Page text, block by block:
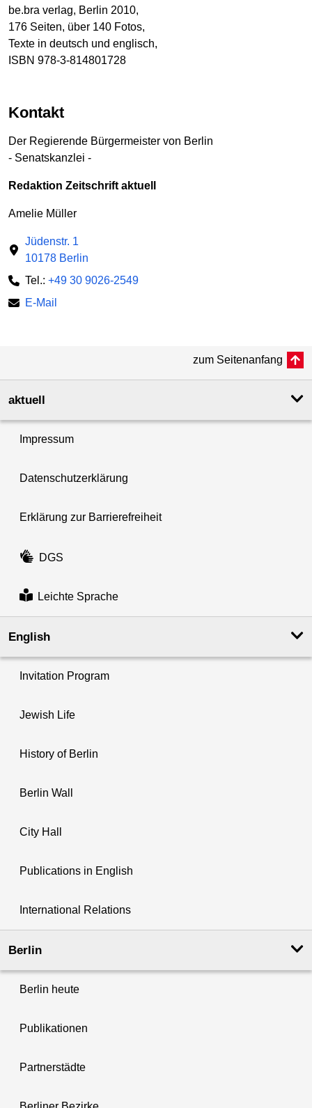
be.bra verlag, Berlin 2010,
176 Seiten, über 140 Fotos,
Texte in deutsch und englisch,
ISBN 978-3-814801728
Kontakt
Der Regierende Bürgermeister von Berlin
- Senatskanzlei -
Redaktion Zeitschrift aktuell
Amelie Müller
Jüdenstr. 1
10178 Berlin
Tel.: +49 30 9026-2549
E-Mail
zum Seitenanfang
aktuell
Impressum
Datenschutzerklärung
Erklärung zur Barrierefreiheit
DGS
Leichte Sprache
English
Invitation Program
Jewish Life
History of Berlin
Berlin Wall
City Hall
Publications in English
International Relations
Berlin
Berlin heute
Publikationen
Partnerstädte